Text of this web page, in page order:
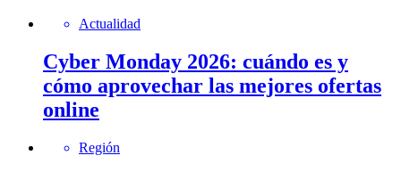
Actualidad
Cyber Monday 2026: cuándo es y
cómo aprovechar las mejores ofertas
online
Región